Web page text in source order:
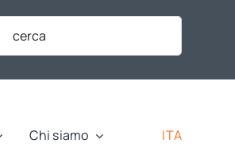
Chi siamo ITA